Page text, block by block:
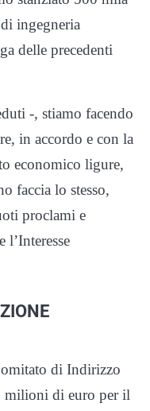
ingegneria
delle precedenti
-, stiamo facendo
in accordo e con la
economico ligure,
faccia lo stesso,
proclami e
l’Interesse
di Indirizzo
milioni di euro per il